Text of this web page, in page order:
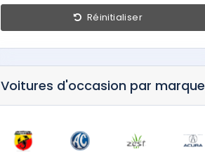
Réinitialiser
Voitures d'occasion par marque